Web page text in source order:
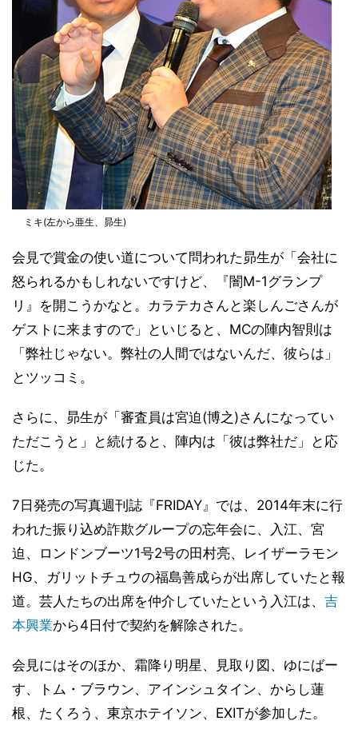
ミキ(左から亜生、昴生)
会見で賞金の使い道について問われた昴生が「会社に
怒られるかもしれないですけど、『闇M-1グランプ
リ』を開こうかなと。カラテカさんと楽しんごさんが
ゲストに来ますので」といじると、MCの陣内智則は
「弊社じゃない。弊社の人間ではないんだ、彼らは」
とツッコミ。
さらに、昴生が「審査員は宮迫(博之)さんになってい
ただこうと」と続けると、陣内は「彼は弊社だ」と応
じた。
7日発売の写真週刊誌『FRIDAY』では、2014年末に行
われた振り込め詐欺グループの忘年会に、入江、宮
迫、ロンドンブーツ1号2号の田村亮、レイザーラモン
HG、ガリットチュウの福島善成らが出席していたと報
道。芸人たちの出席を仲介していたという入江は、 吉
本興業から4日付で契約を解除された。
会見にはそのほか、霜降り明星、見取り図、ゆにばー
す、トム・ブラウン、アインシュタイン、からし蓮
根、たくろう、東京ホテイソン、EXITが参加した。